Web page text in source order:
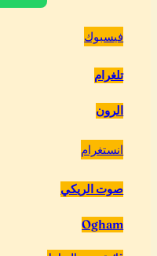
فيسبوك
تلغرام
الرون
انستغرام
صوت الريكي
Ogham